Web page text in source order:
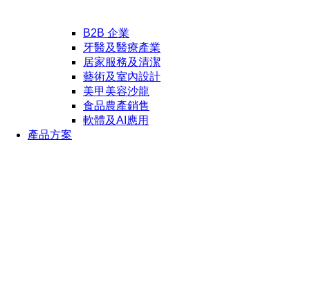
B2B 企業
牙醫及醫療產業
居家服務及清潔
藝術及室內設計
美甲美容沙龍
食品農產銷售
軟體及AI應用
產品方案